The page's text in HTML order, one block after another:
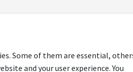
EN 1078
des CASCO
Some of them are essential,
and your user experience. You